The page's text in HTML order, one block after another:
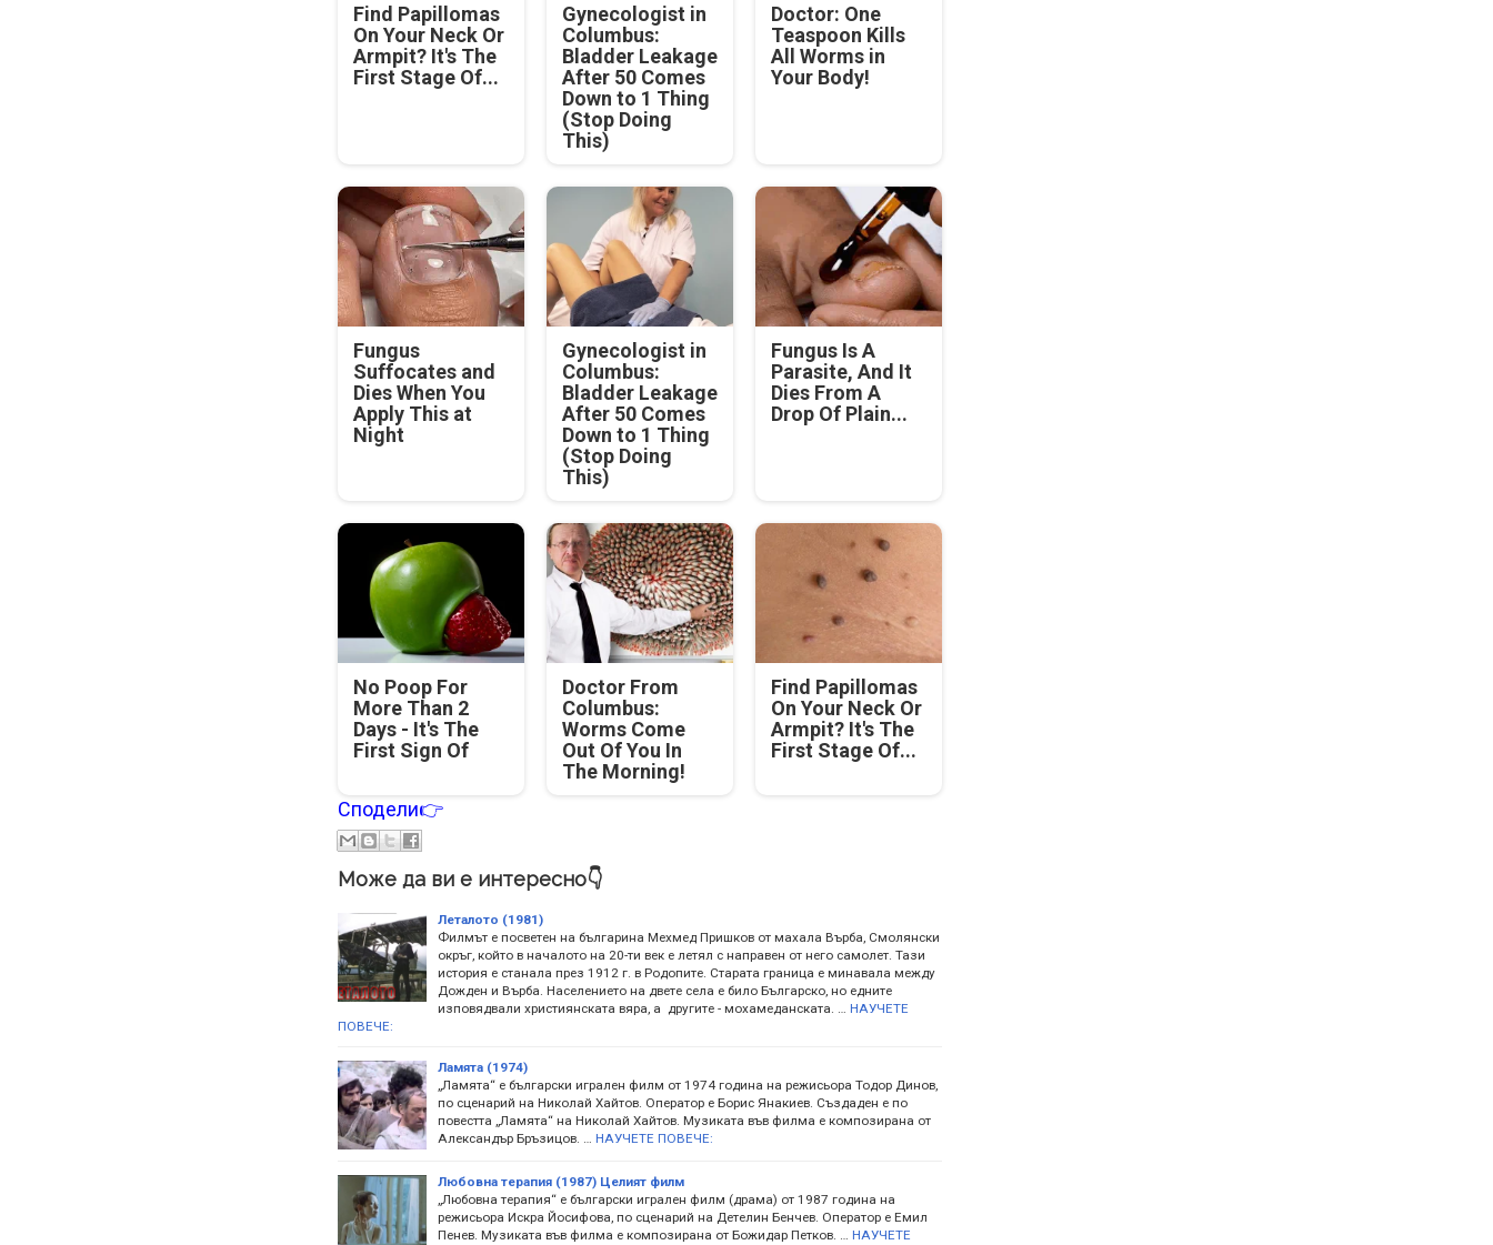
Find Papillomas
On Your Neck Or
Armpit? It's The
First Stage Of...
Gynecologist in
Columbus:
Bladder Leakage
After 50 Comes
Down to 1 Thing
(Stop Doing
This)
Doctor: One
Teaspoon Kills
All Worms in
Your Body!
Fungus
Suffocates and
Dies When You
Apply This at
Night
Gynecologist in
Columbus:
Bladder Leakage
After 50 Comes
Down to 1 Thing
(Stop Doing
This)
Fungus Is A
Parasite, And It
Dies From A
Drop Of Plain...
No Poop For
More Than 2
Days - It's The
First Sign Of
Doctor From
Columbus:
Worms Come
Out Of You In
The Morning!
Find Papillomas
On Your Neck Or
Armpit? It's The
First Stage Of...
Сподели👉
Може да ви е интересно👇
Леталото (1981)
Филмът е посветен на българина Мехмед Пришков от махала Върба, Смолянски
окръг, който в началото на 20-ти век е летял с направен от него самолет. Тази
история е станалa през 1912 г. в Родопите. Старата граница е минавала между
Дожден и Върба. Населението на двете села е било Българско, но едните
изповядвали християнската вяра, а другите - мохамеданската. … НАУЧЕТЕ
ПОВЕЧЕ:
Ламята (1974)
„Ламята“ е български игрален филм от 1974 година на режисьора Тодор Динов,
по сценарий на Николай Хайтов. Оператор е Борис Янакиев. Създаден е по
повестта „Ламята“ на Николай Хайтов. Музиката във филма е композирана от
Александър Бръзицов. … НАУЧЕТЕ ПОВЕЧЕ:
Любовна терапия (1987) Целият филм
„Любовна терапия“ е български игрален филм (драма) от 1987 година на
режисьора Искра Йосифова, по сценарий на Детелин Бенчев. Оператор е Емил
Пенев. Музиката във филма е композирана от Божидар Петков. … НАУЧЕТЕ